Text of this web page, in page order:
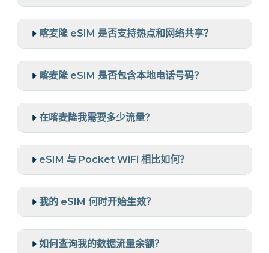
喀麦隆 eSIM 是否支持热点和网络共享？
喀麦隆 eSIM 是否包含本地电话号码？
在喀麦隆我需要多少流量？
eSIM 与 Pocket WiFi 相比如何？
我的 eSIM 何时开始生效？
如何查询我的数据流量余额？